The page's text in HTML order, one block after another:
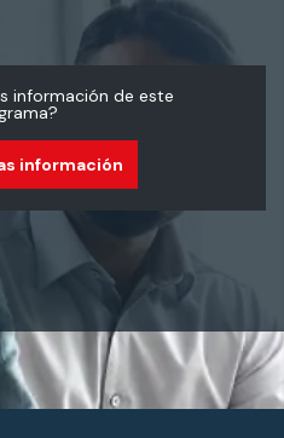
información de este
información